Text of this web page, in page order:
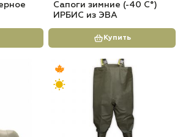
Сапоги зимние (-40 С°)
ИРБИС из ЭВА
Купить